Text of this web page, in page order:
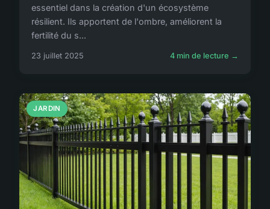
essentiel dans la création d'un écosystème
résilient. Ils apportent de l'ombre, améliorent la
fertilité du s...
23 juillet 2025 4 min de lecture →
JARDIN